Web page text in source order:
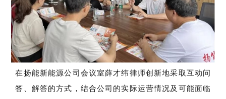
在扬能新能源公司会议室薛才纬律师创新地采取互动问
答、解答的方式，结合公司的实际运营情况及可能面临